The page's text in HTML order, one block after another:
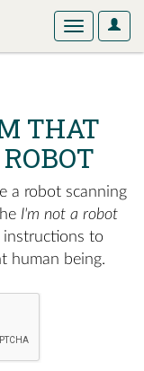
User
Toggle
THAT
a robot scanning
I'm not a robot
to
human being.